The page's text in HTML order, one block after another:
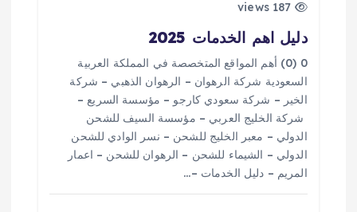
ت
دليل اهم الخدمات 2025
0 (0) أهم المواقع المتخصصة في المملكة العربية
السعودية شركة الرهوان – الرهوان الذهبي – شركة
الخير – شركة سعودي كارجو – مؤسسة السريع –
شركة الخليج العربي – مؤسسة السيف للشحن
الدولي – معبر الخليج للشحن – نسر الوادي للشحن
الدولي – الشيماء للشحن – الرهوان للشحن – اعمار
المريم – دليل الخدمات –…